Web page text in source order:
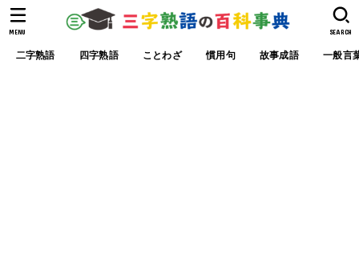
二字熟語 四字熟語 ことわざ 慣用句 故事成語 一般言
SEARCH
MENU